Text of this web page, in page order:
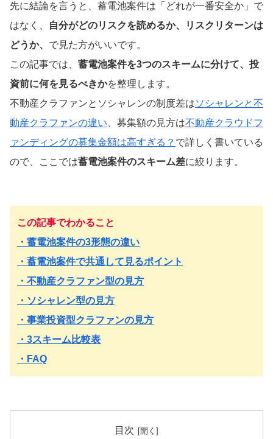
先に結論を言うと、蓄電池案件は「どれが一番安全か」で
はなく、
自分がどのリスクを読めるか、リスクリターンは
どうか、 で見た方がいいです。
この記事では、 蓄電池案件を3つのスキームに分けて、投
資前に何を見るべきかを整理します。
不動産クラファンとソシャレンの制度差はソシャレンと不
動産クラファンの違い 、募集額の見方は不動産クラウドフ
ァンディングの募集金額は高すぎる？ で詳しく書いている
ので、ここでは蓄電池案件のスキーム差に絞ります。
この記事でわかること
・蓄電池案件の3形態の違い
・蓄電池案件で共通して見るポイント
・不動産クラファン型の見方
・ソシャレン型の見方
・事業投資型クラファンの見方
・3スキーム比較表
・FAQ
目次